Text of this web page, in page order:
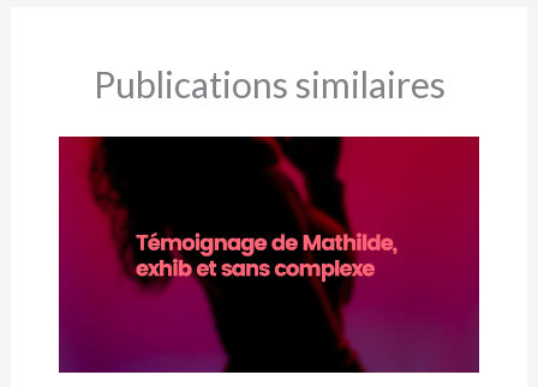
Publications similaires